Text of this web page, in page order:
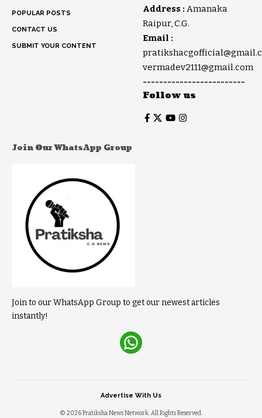
POPULAR POSTS
CONTACT US
SUBMIT YOUR CONTENT
Address : Amanaka
Raipur, C.G.
Email :
vermadev2111@gmail.com
-------------------------
Follow us
Join Our WhatsApp Group
Join to our WhatsApp Group to get our newest articles
instantly!
© 2026 Pratiksha News Network. All Rights Reserved.
Advertise With Us